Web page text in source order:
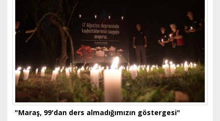
"Maraş, 99'dan ders almadığımızın göstergesi"